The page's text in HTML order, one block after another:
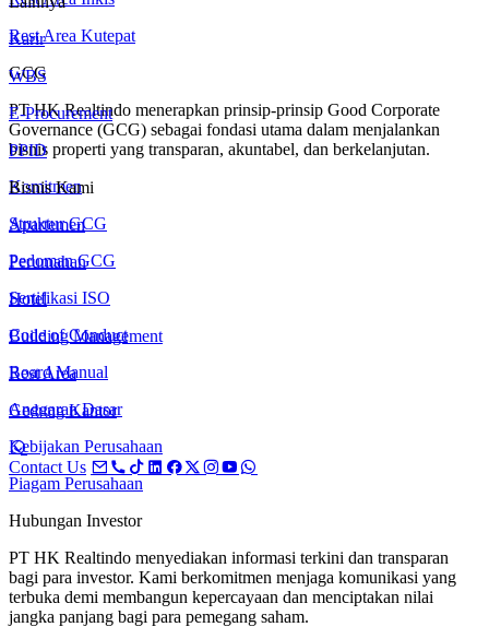
Rest Area Kutepat
GCG
PT HK Realtindo menerapkan prinsip-prinsip Good Corporate
Governance (GCG) sebagai fondasi utama dalam menjalankan
bisnis properti yang transparan, akuntabel, dan berkelanjutan.
Komitmen
Struktur GCG
Pedoman GCG
Sertifikasi ISO
Code of Conduct
Board Manual
Anggaran Dasar
Kebijakan Perusahaan
Piagam Perusahaan
Hubungan Investor
PT HK Realtindo menyediakan informasi terkini dan transparan
bagi para investor. Kami berkomitmen menjaga komunikasi yang
terbuka demi membangun kepercayaan dan menciptakan nilai
jangka panjang bagi para pemegang saham.
Karir
WBS
E-Procurement
PPID
Bisnis Kami
Apartemen
Perumahan
Hotel
Building Management
Rest Area
Gedung Kantor
Contact Us